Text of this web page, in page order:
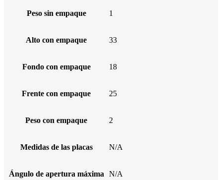
Peso sin empaque 1
Alto con empaque 33
Fondo con empaque 18
Frente con empaque 25
Peso con empaque 2
Medidas de las placas N/A
Ángulo de apertura máxima N/A